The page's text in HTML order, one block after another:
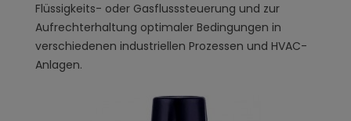
Flüssigkeits- oder Gasflusssteuerung und zur
Aufrechterhaltung optimaler Bedingungen in
verschiedenen industriellen Prozessen und HVAC-
Anlagen.